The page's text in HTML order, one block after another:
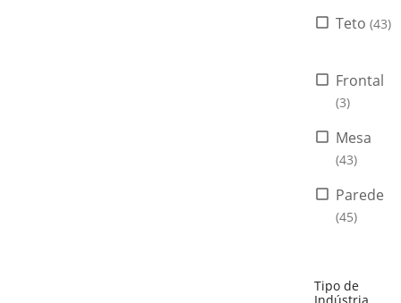
Teto (43)
Frontal
(3)
Mesa
(43)
Parede
(45)
Tipo de